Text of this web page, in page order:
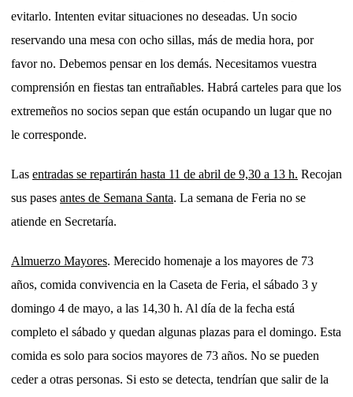
evitarlo. Intenten evitar situaciones no deseadas. Un socio
reservando una mesa con ocho sillas, más de media hora, por
favor no. Debemos pensar en los demás. Necesitamos vuestra
comprensión en fiestas tan entrañables. Habrá carteles para que los
extremeños no socios sepan que están ocupando un lugar que no
le corresponde.
Las entradas se repartirán hasta 11 de abril de 9,30 a 13 h. Recojan
sus pases antes de Semana Santa. La semana de Feria no se
atiende en Secretaría.
Almuerzo Mayores. Merecido homenaje a los mayores de 73
años, comida convivencia en la Caseta de Feria, el sábado 3 y
domingo 4 de mayo, a las 14,30 h. Al día de la fecha está
completo el sábado y quedan algunas plazas para el domingo. Esta
comida es solo para socios mayores de 73 años. No se pueden
ceder a otras personas. Si esto se detecta, tendrían que salir de la